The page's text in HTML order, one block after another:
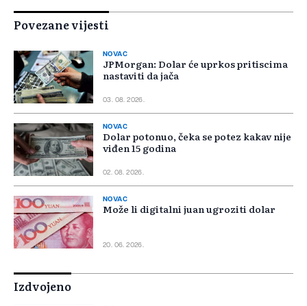
Povezane vijesti
NOVAC
JPMorgan: Dolar će uprkos pritiscima
nastaviti da jača
03. 08. 2026.
NOVAC
Dolar potonuo, čeka se potez kakav nije
viđen 15 godina
02. 08. 2026.
NOVAC
Može li digitalni juan ugroziti dolar
20. 06. 2026.
Izdvojeno